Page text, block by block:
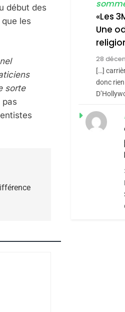
début des
les
sorte
6
«Les
Une
28
[…]
donc
Produits Du